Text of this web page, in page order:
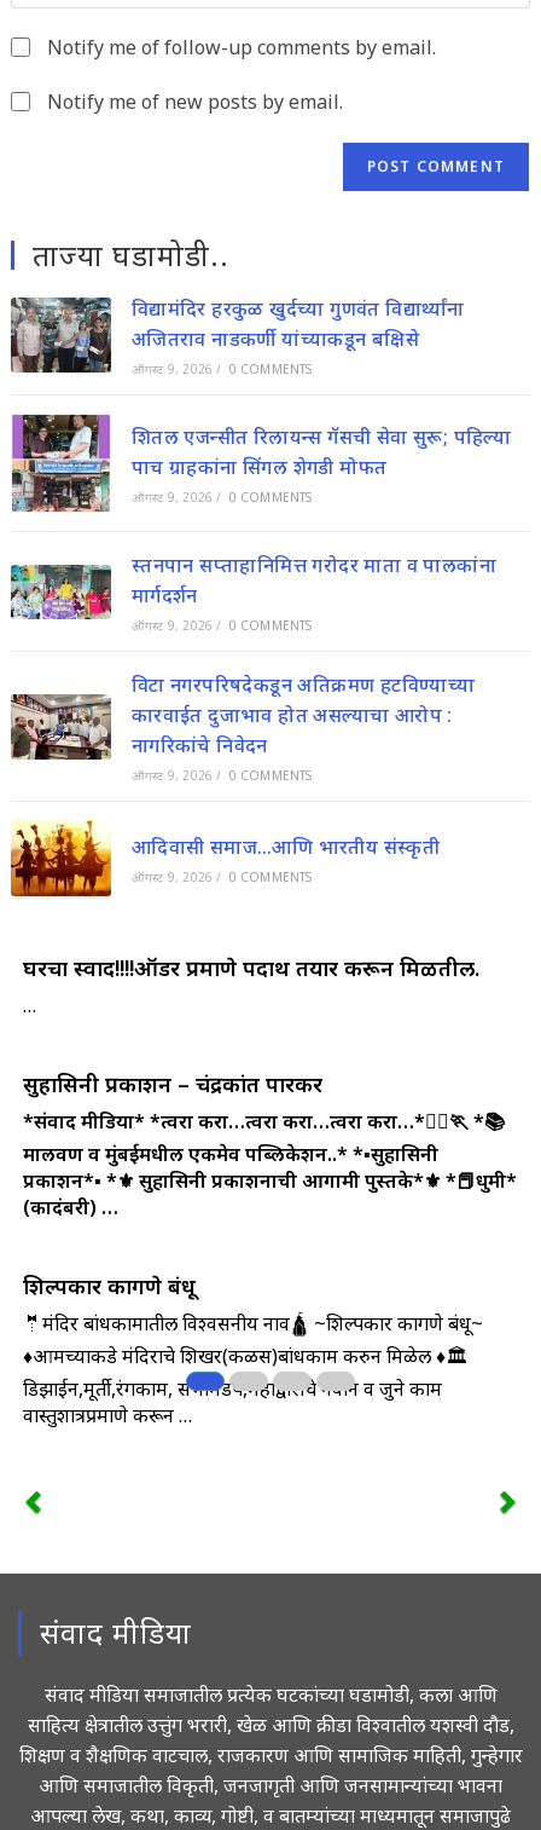
to
comment
URL
Notify me of follow-up comments by email.
Notify me of new posts by email.
ताज्या घडामोडी..
विद्यामंदिर हरकुळ खुर्दच्या गुणवंत विद्यार्थ्यांना
अजितराव नाडकर्णी यांच्याकडून बक्षिसे
ऑगस्ट 9, 2026 / 0 COMMENTS
शितल एजन्सीत रिलायन्स गॅसची सेवा सुरू; पहिल्या
पाच ग्राहकांना सिंगल शेगडी मोफत
ऑगस्ट 9, 2026 / 0 COMMENTS
स्तनपान सप्ताहानिमित्त गरोदर माता व पालकांना
मार्गदर्शन
ऑगस्ट 9, 2026 / 0 COMMENTS
विटा नगरपरिषदेकडून अतिक्रमण हटविण्याच्या
कारवाईत दुजाभाव होत असल्याचा आरोप :
नागरिकांचे निवेदन
ऑगस्ट 9, 2026 / 0 COMMENTS
आदिवासी समाज…आणि भारतीय संस्कृती
ऑगस्ट 9, 2026 / 0 COMMENTS
घरचा स्वाद!!!!ऑर्डर प्रमाणे पदार्थ तयार करून मिळतील.
…
सुहासिनी प्रकाशन – चंद्रकांत पारकर
*संवाद मीडिया**त्वरा करा…त्वरा करा…त्वरा करा…*🏃‍♀️🏃*📚
मालवण व मुंबईमधील एकमेव पब्लिकेशन..**▪️सुहासिनी
प्रकाशन*▪️ *⚜️ सुहासिनी प्रकाशनाची आगामी पुस्तके*⚜️ *📕धुमी*
(कादंबरी) …
शिल्पकार कागणे बंधू
🤵मंदिर बांधकामातील विश्वसनीय नाव🛕 ~शिल्पकार कागणे बंधू~
♦आमच्याकडे मंदिराचे शिखर(कळस)बांधकाम करुन मिळेल ♦🏛️
डिझाईन,मूर्ती,रंगकाम, सभामंडप,महाद्वाराचे नवीन व जुने काम
वास्तुशात्रप्रमाणे करून …
संवाद मीडिया
संवाद मीडिया समाजातील प्रत्येक घटकांच्या घडामोडी, कला आणि
साहित्य क्षेत्रातील उत्तुंग भरारी, खेळ आणि क्रीडा विश्वातील यशस्वी दौड,
शिक्षण व शैक्षणिक वाटचाल, राजकारण आणि सामाजिक माहिती, गुन्हेगार
आणि समाजातील विकृती, जनजागृती आणि जनसामान्यांच्या भावना
आपल्या लेख, कथा, काव्य, गोष्टी, व बातम्यांच्या माध्यमातून समाजापुढे